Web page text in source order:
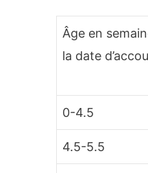
Âge en
la date
0-4.5
4.5-5.5